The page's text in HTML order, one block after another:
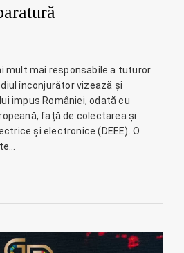
mult mai responsabile a tuturor
înconjurător vizează și
impus României, odată cu
față de colectarea și
și electronice (DEEE). O